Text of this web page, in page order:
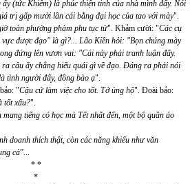
(tức Khiêm) là phúc thiện tinh của nhà mình đấy. Nói
trị gấp mười lần cái bằng đại học của tao với mày".
toàn phường phàm phu tục tử". Khảm cười: "Các cụ
được đạo" là gì?... Lão Kiền hỏi: "Bọn chúng mày
đứng lên vươn vai: "Cái này phải tranh luận đấy.
câu ấy chẳng hiểu quái gì về đạo. Đáng ra phải nói
tình người đấy, đồng bào ạ".
"Cậu cứ làm việc cho tốt. Tớ ủng hộ". Đoài bảo:
tốt xấu?".
tiếng có học mà Tết nhất đến, một bộ quần áo
doanh thích thật, còn các năng khiếu như văn
cả”...
* *
*